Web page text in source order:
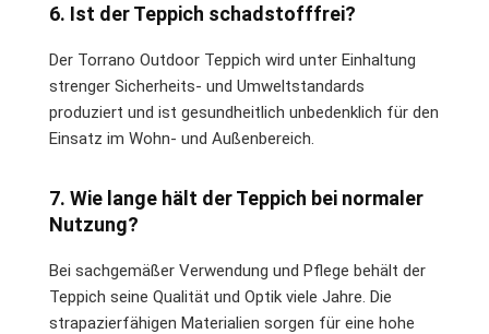
6. Ist der Teppich schadstofffrei?
Der Torrano Outdoor Teppich wird unter Einhaltung
strenger Sicherheits- und Umweltstandards
produziert und ist gesundheitlich unbedenklich für den
Einsatz im Wohn- und Außenbereich.
7. Wie lange hält der Teppich bei normaler
Nutzung?
Bei sachgemäßer Verwendung und Pflege behält der
Teppich seine Qualität und Optik viele Jahre. Die
strapazierfähigen Materialien sorgen für eine hohe